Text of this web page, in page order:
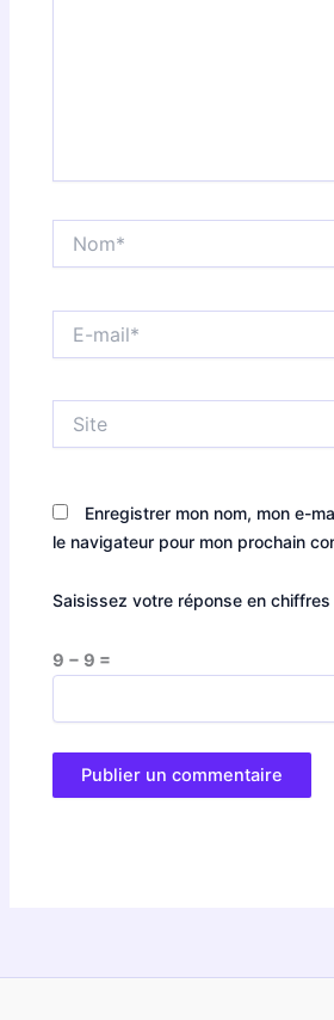
mail*
Enregistrer mon nom, mon e-
le navigateur pour mon prochain
Saisissez votre réponse en chiffres
9 − 9 =